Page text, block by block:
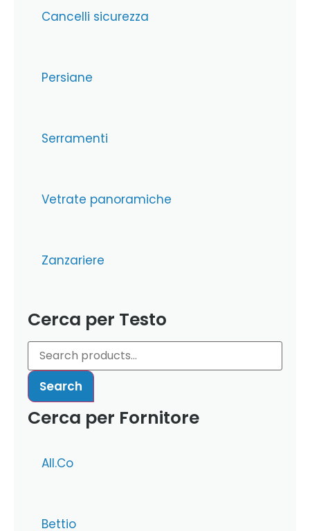
Cancelli sicurezza
Persiane
Serramenti
Vetrate panoramiche
Zanzariere
Cerca per Testo
Search
Cerca per Fornitore
All.Co
Bettio